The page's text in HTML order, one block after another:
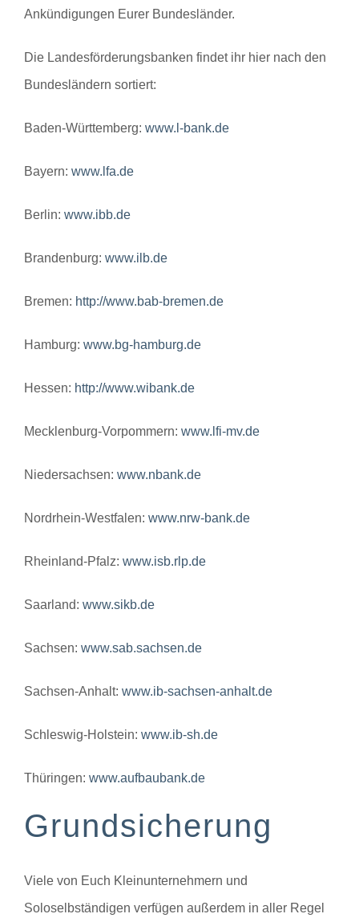
Ankündigungen Eurer Bundesländer.
Die Landesförderungsbanken findet ihr hier nach den
Bundesländern sortiert:
Baden-Württemberg: www.l-bank.de
Bayern: www.lfa.de
Berlin: www.ibb.de
Brandenburg: www.ilb.de
Bremen: http://www.bab-bremen.de
Hamburg: www.bg-hamburg.de
Hessen: http://www.wibank.de
Mecklenburg-Vorpommern: www.lfi-mv.de
Niedersachsen: www.nbank.de
Nordrhein-Westfalen: www.nrw-bank.de
Rheinland-Pfalz: www.isb.rlp.de
Saarland: www.sikb.de
Sachsen: www.sab.sachsen.de
Sachsen-Anhalt: www.ib-sachsen-anhalt.de
Schleswig-Holstein: www.ib-sh.de
Thüringen: www.aufbaubank.de
Grundsicherung
Viele von Euch Kleinunternehmern und
Soloselbständigen verfügen außerdem in aller Regel